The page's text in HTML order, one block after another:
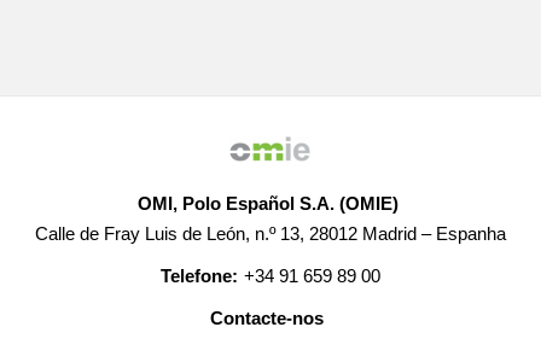
OMI, Polo Español S.A. (OMIE)
Calle de Fray Luis de León, n.º 13, 28012 Madrid – Espanha
Telefone: +34 91 659 89 00
Contacte-nos